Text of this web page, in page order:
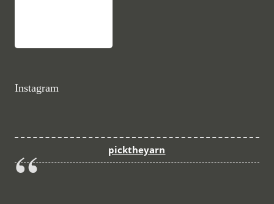
Instagram
picktheyarn